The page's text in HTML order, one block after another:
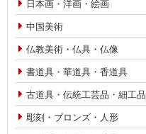
日本画・洋画・絵画
中国美術
仏教美術・仏具・仏像
書道具・華道具・香道具
古道具・伝統工芸品・細工品
彫刻・ブロンズ・人形